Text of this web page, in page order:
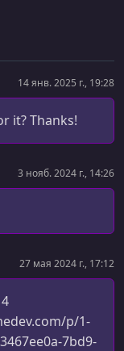
00:12:38
00:10:09
00:14:39
00:23:38
14 янв. 2025 г., 19:28
it? Thanks!
3 нояб. 2024 г., 14:26
27 мая 2024 г., 17:12
p/1-
7bd9-